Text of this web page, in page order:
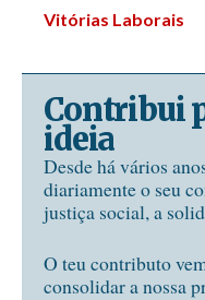
Vitórias Laborais
Contribui
ideia
Desde há vários
diariamente o seu
justiça social, a
O teu contributo
consolidar a nossa